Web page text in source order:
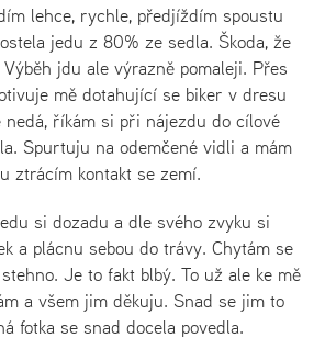
lehce, rychle, předjíždím spoustu
jedu z 80% ze sedla. Škoda, že
jdu ale výrazně pomaleji. Přes
mě dotahující se biker v dresu
nedá, říkám si při nájezdu do cílové
Spurtuju na odemčené vidli a mám
ztrácím kontakt se zemí.
si dozadu a dle svého zvyku si
a plácnu sebou do trávy. Chytám se
Je to fakt blbý. To už ale ke mě
a všem jim děkuju. Snad se jim to
fotka se snad docela povedla.